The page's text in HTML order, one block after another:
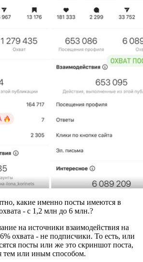
какие именно посты имеются в
- с 1,2 млн до 6 млн.?
на источники взаимодействия на
охвата - не подписчики. То есть, или
посты или же это скриншот поста,
тем или иным способом.